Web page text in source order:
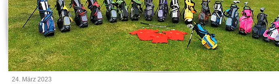
24. März 2023